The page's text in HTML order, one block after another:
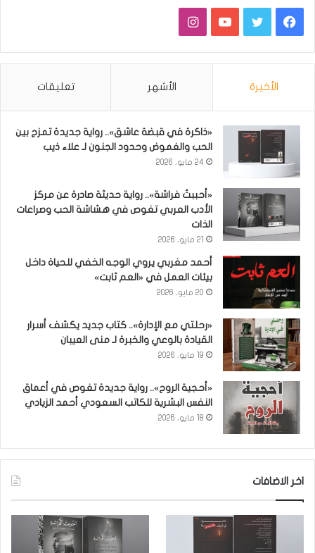
فيسبوكتويتر يوتيوبانستقرام
الأخيرة الأشهر تعليقات
«ذاكرة في قبضة عاشق».. رواية جديدة تمزج بين
الحب والغموض وحدود الجنون لـ علاء ذيب
24 مايو، 2026
«أحببتُ فراشة».. رواية حديثة صادرة عن مركز
الأدب العربي تغوص في هشاشة الحب وصراعات
الذات
21 مايو، 2026
أحمد مغربي يروي الوجه الخفي للحياة داخل
بيئات العمل في «العم ثابت»
20 مايو، 2026
«رحلتي مع الإدارة».. كتاب جديد يكشف أسرار
القيادة بالوعي والخبرة لـ منى العيبان
19 مايو، 2026
«أحجية الروح».. رواية جديدة تغوص في أعماق
النفس البشرية للكاتب السعودي أحمد الزيادي
18 مايو، 2026
اخر الاضافات